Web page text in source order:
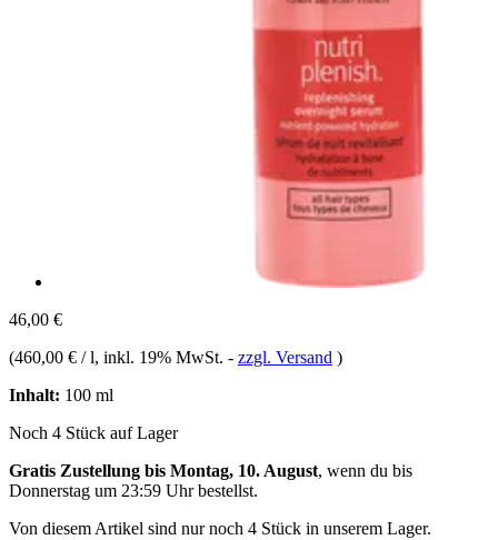
46,00 €
(460,00 € / l, inkl. 19% MwSt. - zzgl. Versand )
Inhalt: 100 ml
Noch 4 Stück auf Lager
Gratis Zustellung bis Montag, 10. August, wenn du bis
Donnerstag um 23:59 Uhrbestellst.
Von diesem Artikel sind nur noch 4 Stück in unserem Lager.